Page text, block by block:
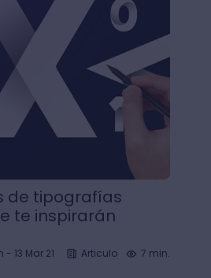
de tipografías
te inspirarán
- 13 Mar 21 Articulo 7 min.